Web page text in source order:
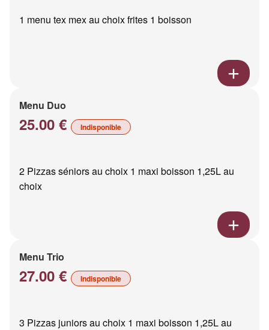
1 menu tex mex au choix frites 1 boisson
Menu Duo
25.00 € Indisponible
2 Pizzas séniors au choix 1 maxi boisson 1,25L au
choix
Menu Trio
27.00 € Indisponible
3 Pizzas juniors au choix 1 maxi boisson 1,25L au